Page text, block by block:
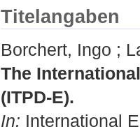
Titelangaben
Borchert, Ingo ;
The
(ITPD-E).
In: International